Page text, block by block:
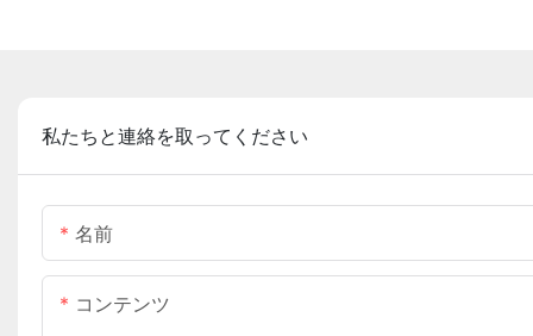
私たちと連絡を取ってください
名前
コンテンツ